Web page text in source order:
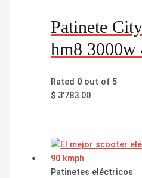
Patinete
hm8 3000w
Rated 0 out of 5
$ 3'783.00
Patinetes eléctricos